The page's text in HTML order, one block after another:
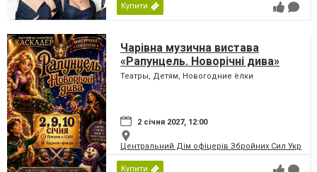
Купити
Чарівна музична вистава
«Рапунцель. Новорічні дива»
Театры, Детям, Новогодние ёлки
2 січня 2027, 12:00
Центральний Дім офіцерів Збройних Сил
Купити